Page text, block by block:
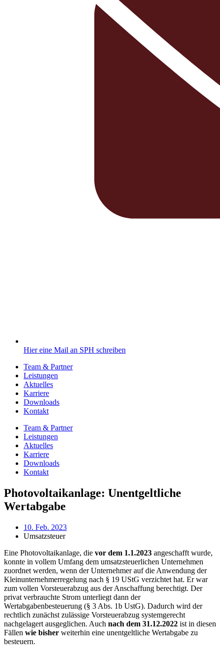
Hier eine Mail an SPH schreiben
Team & Partner
Leistungen
Aktuelles
Karriere
Downloads
Kontakt
Team & Partner
Leistungen
Aktuelles
Karriere
Downloads
Kontakt
Photovoltaikanlage: Unentgeltliche
Wertabgabe
10. Feb. 2023
Umsatzsteuer
Eine Photovoltaikanlage, die vor dem 1.1.2023 angeschafft wurde,
konnte in vollem Umfang dem umsatzsteuerlichen Unternehmen
zuordnet werden, wenn der Unternehmer auf die Anwendung der
Kleinunternehmerregelung nach § 19 UStG verzichtet hat. Er war
zum vollen Vorsteuerabzug aus der Anschaffung berechtigt. Der
privat verbrauchte Strom unterliegt dann der
Wertabgabenbesteuerung (§ 3 Abs. 1b UstG). Dadurch wird der
rechtlich zunächst zulässige Vorsteuerabzug systemgerecht
nachgelagert ausgeglichen. Auch nach dem 31.12.2022 ist in diesen
Fällen wie bisher weiterhin eine unentgeltliche Wertabgabe zu
besteuern.